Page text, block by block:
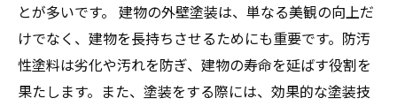
とが多いです。 建物の外壁塗装は、単なる美観の向上だ
けでなく、建物を長持ちさせるためにも重要です。防汚
性塗料は劣化や汚れを防ぎ、建物の寿命を延ばす役割を
果たします。また、塗装をする際には、効果的な塗装技